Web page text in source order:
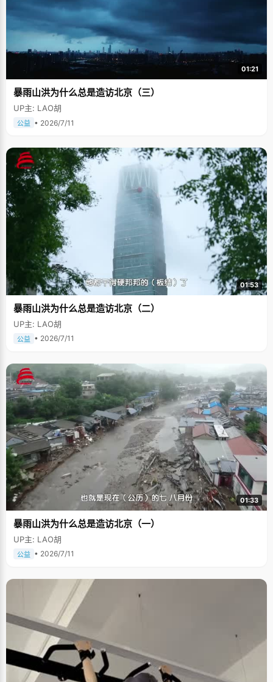
01:21
暴雨山洪为什么总是造访北京（三）
UP主: LAO胡
公益 • 2026/7/11
01:53
暴雨山洪为什么总是造访北京（二）
UP主: LAO胡
公益 • 2026/7/11
01:33
暴雨山洪为什么总是造访北京（一）
UP主: LAO胡
公益 • 2026/7/11